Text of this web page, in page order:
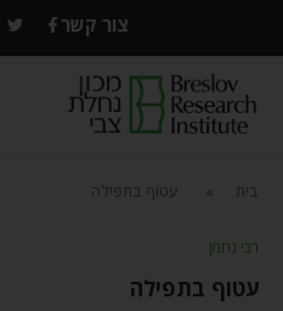
צור קשר
» עטוף בתפילה
רבי נחמן
עטוף בתפילה